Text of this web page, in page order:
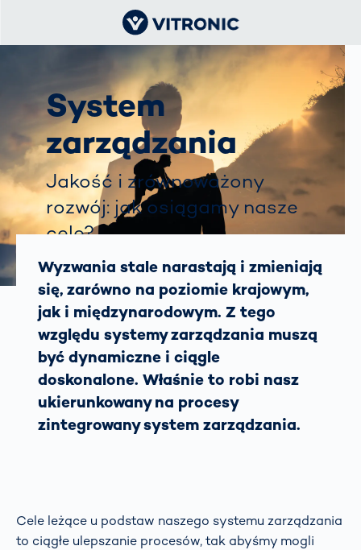
System
zarządzania
Jakość i zrównoważony
rozwój: jak osiągamy nasze
cele?
Wyzwania stale narastają i zmieniają
się, zarówno na poziomie krajowym,
jak i międzynarodowym. Z tego
względu systemy zarządzania muszą
być dynamiczne i ciągle
doskonalone. Właśnie to robi nasz
ukierunkowany na procesy
zintegrowany system zarządzania.
Cele leżące u podstaw naszego systemu zarządzania
to ciągłe ulepszanie procesów, tak abyśmy mogli